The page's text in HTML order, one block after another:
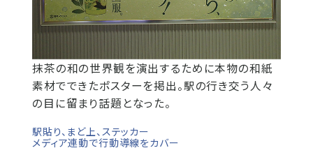
抹茶の和の世界観を演出するために本物の和紙
素材でできたポスターを掲出。駅の行き交う人々
の目に留まり話題となった。
駅貼り、まど上、ステッカー
メディア連動で行動導線をカバー